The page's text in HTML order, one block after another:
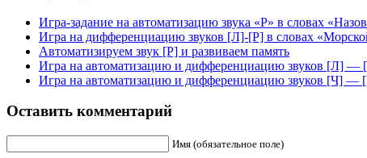
Игра-задание на автоматизацию звука «Р» в словах
Игра на дифференциацию звуков [Л]-[Р] в словах
Автоматизируем звук [Р] и развиваем память
Игра на автоматизацию и дифференциацию звуков [Л] —
Игра на автоматизацию и дифференциацию звуков [Ч]
Оставить комментарий
Имя (обязательное поле)